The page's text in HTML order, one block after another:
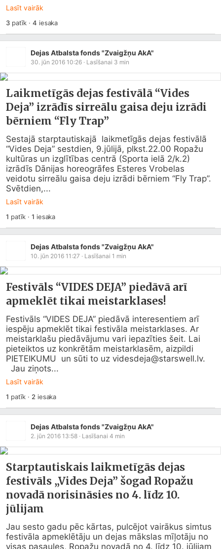
Lasīt vairāk
3patīk ·4 iesaka
Dejas Atbalsta fonds "Zvaigžņu AkA"
30. jūn 2016 10:26 · Lasīšanai 3 min
Laikmetīgās dejas festivālā “Vides
Deja” izrādīs sirreālu gaisa deju izrādi
bērniem “Fly Trap”
Sestajā starptautiskajā  laikmetīgās dejas festivālā
“Vides Deja” sestdien, 9.jūlijā, plkst.22.00 Ropažu
kultūras un izglītības centrā (Sporta ielā 2/k.2)
izrādīs Dānijas horeogrāfes Esteres Vrobelas
veidotu sirreālu gaisa deju izrādi bērniem “Fly Trap”.
Svētdien,...
Lasīt vairāk
1 patīk ·1 iesaka
Dejas Atbalsta fonds "Zvaigžņu AkA"
10. jūn 2016 11:27 · Lasīšanai 1 min
Festivāls “VIDES DEJA” piedāvā arī
apmeklēt tikai meistarklases!
Festivāls “VIDES DEJA” piedāvā interesentiem arī
iespēju apmeklēt tikai festivāla meistarklases. Ar
meistarklašu piedāvājumu vari iepazīties šeit. Lai
pieteiktos uz konkrētām meistarklasēm, aizpildi
PIETEIKUMU  un sūti to uz videsdeja@starswell.lv.
  Jau ziņots...
Lasīt vairāk
1 patīk · 2 iesaka
Dejas Atbalsta fonds "Zvaigžņu AkA"
2. jūn 2016 13:58 · Lasīšanai 4 min
Starptautiskais laikmetīgās dejas
festivāls „Vides Deja” šogad Ropažu
novadā norisināsies no 4. līdz 10.
jūlijam
Jau sesto gadu pēc kārtas, pulcējot vairākus simtus
festivāla apmeklētāju un dejas mākslas mīļotāju no
visas pasaules, Ropažu novadā no 4. līdz 10. jūlijam